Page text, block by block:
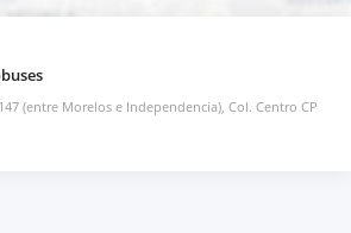
(entre Morelos e Independencia), Col. Centro CP